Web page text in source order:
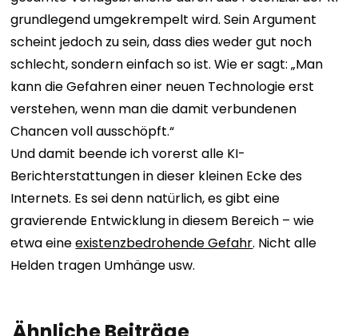
grundlegend umgekrempelt wird. Sein Argument
scheint jedoch zu sein, dass dies weder gut noch
schlecht, sondern einfach so ist. Wie er sagt: „Man
kann die Gefahren einer neuen Technologie erst
verstehen, wenn man die damit verbundenen
Chancen voll ausschöpft.“
Und damit beende ich vorerst alle KI-
Berichterstattungen in dieser kleinen Ecke des
Internets. Es sei denn natürlich, es gibt eine
gravierende Entwicklung in diesem Bereich – wie
etwa eineexistenzbedrohende Gefahr. Nicht alle
Helden tragen Umhänge usw.